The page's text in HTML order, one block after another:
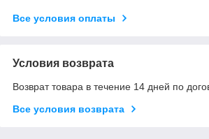
Все условия оплаты
Условия возврата
Возврат товара в течение 14 дней по
Все условия возврата